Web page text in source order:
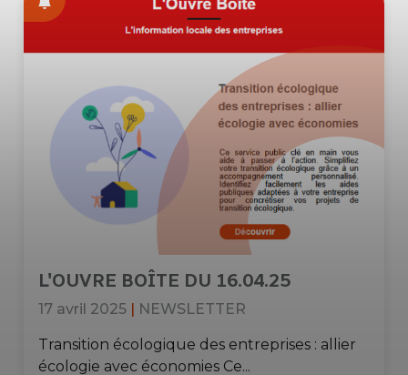
L'OUVRE BOÎTE DU 16.04.25
17 avril 2025 | NEWSLETTER
Transition écologique des entreprises : allier
écologie avec économies Ce...